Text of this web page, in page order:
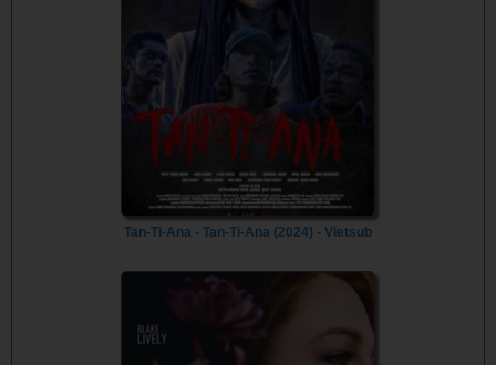
Tan-Ti-Ana - Tan-Ti-Ana (2024) - Vietsub